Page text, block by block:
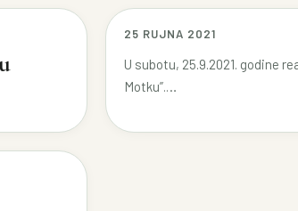
25 RUJNA 2021
U subotu, 25.9.2021. godine
Motku”.…